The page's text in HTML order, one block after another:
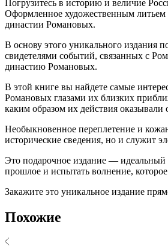
Погрузитесь в историю и величие
Оформленное художественным
династии Романовых.
В основу этого уникального
свидетелями событий, связанных с
династию Романовых.
В этой книге вы найдете самые
Романовых глазами их близких
каким образом их действия
Необыкновенное переплетение и
исторические сведения, но и служит
Это подарочное издание — идеальный
прошлое и испытать волнение,
Закажите это уникальное издание
Похожие